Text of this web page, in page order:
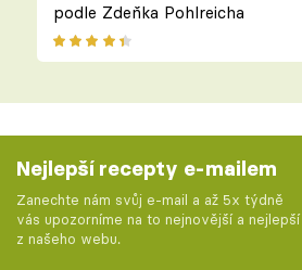
podle Zdeňka Pohlreicha
Nejlepší recepty e-mailem
Zanechte nám svůj e-mail a až 5x týdně
vás upozorníme na to nejnovější a nejlepší
z našeho webu.